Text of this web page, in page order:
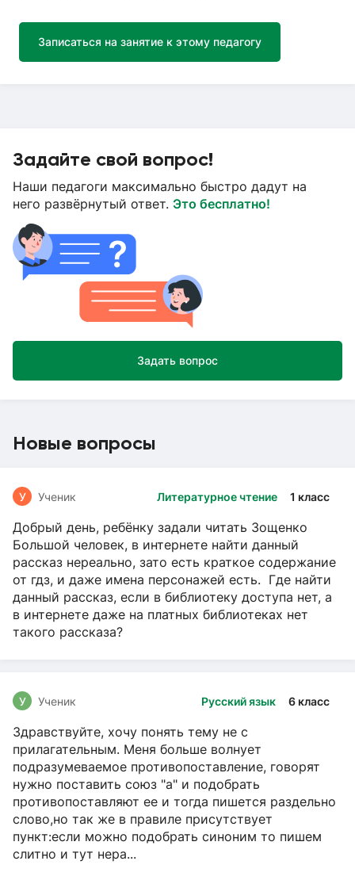
Записаться на занятие к этому педагогу
Задайте свой вопрос!
Наши педагоги максимально быстро дадут на
него развёрнутый ответ. Это бесплатно!
Задать вопрос
Новые вопросы
Литературное чтение 1 класс
У Ученик
Добрый день, ребёнку задали читать Зощенко
Большой человек, в интернете найти данный
рассказ нереально, зато есть краткое содержание
от гдз, и даже имена персонажей есть. Где найти
данный рассказ, если в библиотеку доступа нет, а
в интернете даже на платных библиотеках нет
такого рассказа?
Русский язык 6 класс
У Ученик
Здравствуйте, хочу понять тему не с
прилагательным. Меня больше волнует
подразумеваемое противопоставление, говорят
нужно поставить союз "а" и подобрать
противопоставляют ее и тогда пишется раздельно
слово,но так же в правиле присутствует
пункт:если можно подобрать синоним то пишем
слитно и тут нера...